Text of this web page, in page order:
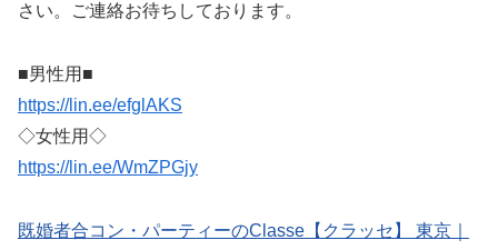
さい。ご連絡お待ちしております。
■男性用■
https://lin.ee/efglAKS
◇女性用◇
https://lin.ee/WmZPGjy
既婚者合コン・パーティーのClasse【クラッセ】 東京｜